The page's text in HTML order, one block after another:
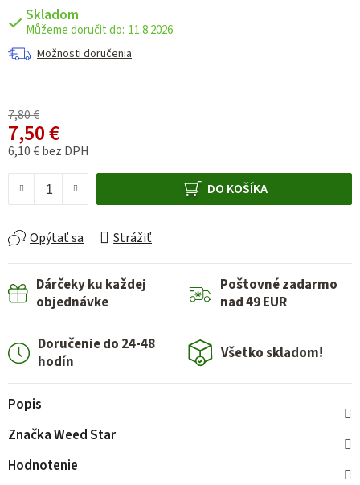
Skladom
11.8.2026
Možnosti doručenia
7,80 €
7,50 €
6,10 € bez DPH
DO KOŠÍKA
Opýtať sa Strážiť
Dárčeky ku každej
objednávke
Poštovné zadarmo
nad 49 EUR
Doručenie do 24-48
hodín
Všetko skladom!
Popis
ZnačkaWeed Star
Hodnotenie